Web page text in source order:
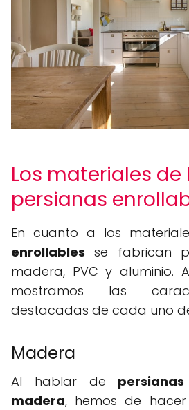
Los materiales de
persianas
En cuanto a los
enrollables se fabrican
madera, PVC y aluminio.
mostramos las
destacadas de cada uno
Madera
Al hablar de
madera, hemos de